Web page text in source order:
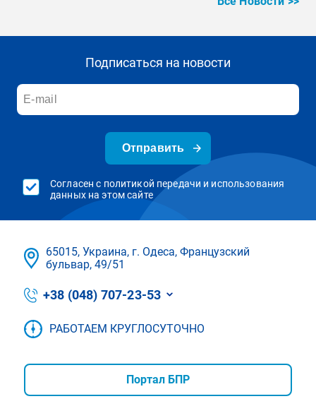
Подписаться на новости
Отправить
Согласен с политикой передачи и использования
данных на этом сайте
65015, Украина, г. Одеса, Французский
бульвар, 49/51
+38 (048) 707-23-53
РАБОТАЕМ КРУГЛОСУТОЧНО
Портал БПР